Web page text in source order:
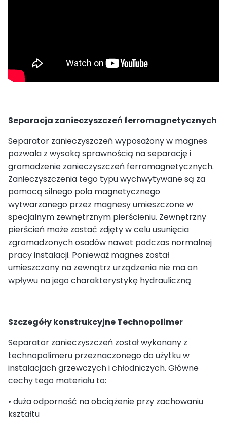
Separacja zanieczyszczeń ferromagnetycznych
Separator zanieczyszczeń wyposażony w magnes
pozwala z wysoką sprawnością na separację i
gromadzenie zanieczyszczeń ferromagnetycznych.
Zanieczyszczenia tego typu wychwytywane są za
pomocą silnego pola magnetycznego
wytwarzanego przez magnesy umieszczone w
specjalnym zewnętrznym pierścieniu. Zewnętrzny
pierścień może zostać zdjęty w celu usunięcia
zgromadzonych osadów nawet podczas normalnej
pracy instalacji. Ponieważ magnes został
umieszczony na zewnątrz urządzenia nie ma on
wpływu na jego charakterystykę hydrauliczną
Szczegóły konstrukcyjne Technopolimer
Separator zanieczyszczeń został wykonany z
technopolimeru przeznaczonego do użytku w
instalacjach grzewczych i chłodniczych. Główne
cechy tego materiału to:
• duża odporność na obciążenie przy zachowaniu
kształtu